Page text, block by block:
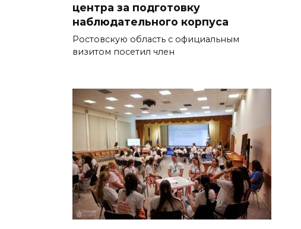
центра за подготовку
наблюдательного корпуса
Ростовскую область с официальным
визитом посетил член